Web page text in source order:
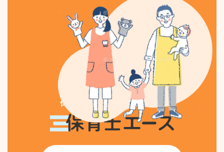
保育士専門の求人・転職なら